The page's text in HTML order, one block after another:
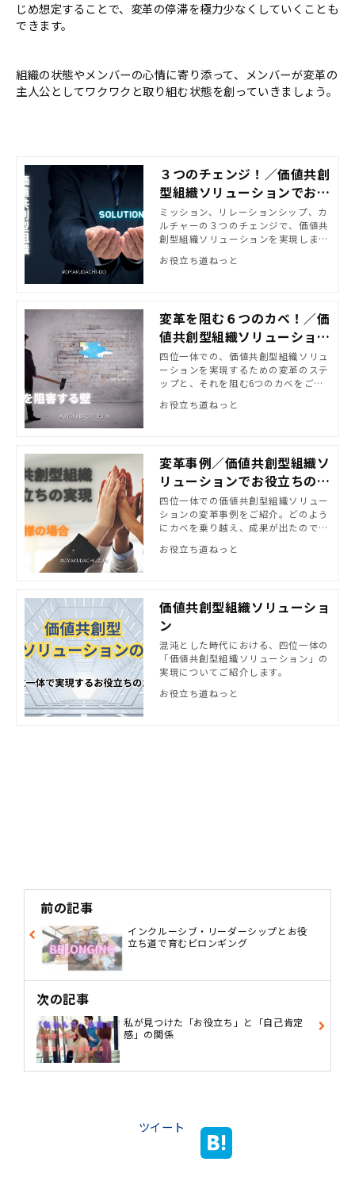
じめ想定することで、変革の停滞を極力少なくしていくことも
できます。
組織の状態やメンバーの心情に寄り添って、メンバーが変革の
主人公としてワクワクと取り組む状態を創っていきましょう。
３つのチェンジ！／価値共創
型組織ソリューションでお役
立ちの実現＜前＞
ミッション、リレーションシップ、カ
ルチャーの３つのチェンジで、価値共
創型組織ソリューションを実現しまし
お役立ち道ねっと
変革を阻む６つのカベ！／価
値共創型組織ソリューション
でお役立ちの実現＜中＞
四位一体での、価値共創型組織ソリュ
ーションを実現するための変革のステ
ップと、それを阻む6つのカベをご紹
お役立ち道ねっと
変革事例／価値共創型組織ソ
リューションでお役立ちの実
現＜後＞
四位一体での価値共創型組織ソリュー
ションの変革事例をご紹介。どのよう
にカベを乗り越え、成果が出たのでし
お役立ち道ねっと
価値共創型組織ソリューショ
ン
混沌とした時代における、四位一体の
「価値共創型組織ソリューション」の
実現についてご紹介します。
お役立ち道ねっと
前の記事
インクルーシブ・リーダーシップとお役
立ち道で育むビロンギング
次の記事
私が見つけた「お役立ち」と「自己肯定
感」の関係
ツイート